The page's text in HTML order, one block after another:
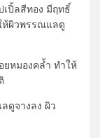
เปิ้ลสีทอง มีฤทธิ์
ห้ผิวพรรณแลดู
ยหมองคล้ำ ทำให้
ดูจางลง ผิว